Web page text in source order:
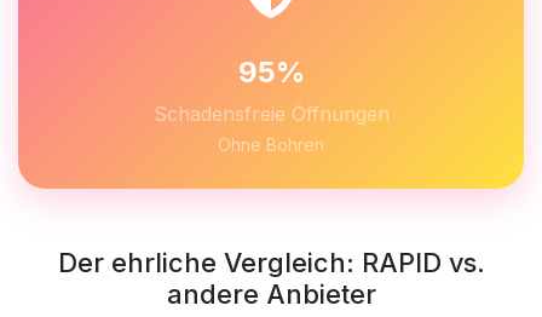
95%
Schadensfreie Öffnungen
Ohne Bohren
Der ehrliche Vergleich: RAPID vs.
andere Anbieter